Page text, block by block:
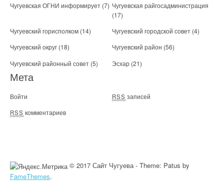
Чугуевская ОГНИ информирует (7) Чугуевская райгосадминистрация
(17)
Чугуевский горисполком (14) Чугуевский городской совет (4)
Чугуевский округ (18) Чугуевский район (56)
Чугуевский районный совет (5) Эсхар (21)
Мета
Войти RSS записей
RSS комментариев
© 2017 Сайт Чугуева - Theme: Patus by
FameThemes.